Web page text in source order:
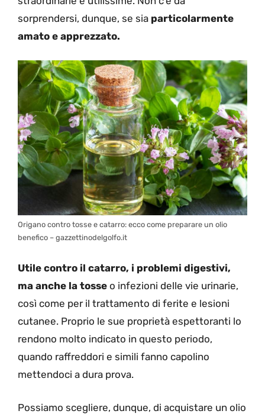
sorprendersi, dunque, se sia particolarmente
amato e apprezzato.
Origano contro tosse e catarro: ecco come preparare un olio
benefico – gazzettinodelgolfo.it
Utile contro il catarro, i problemi digestivi,
ma anche la tosse o infezioni delle vie urinarie,
così come per il trattamento di ferite e lesioni
cutanee. Proprio le sue proprietà espettoranti lo
rendono molto indicato in questo periodo,
quando raffreddori e simili fanno capolino
mettendoci a dura prova.
Possiamo scegliere, dunque, di acquistare un olio